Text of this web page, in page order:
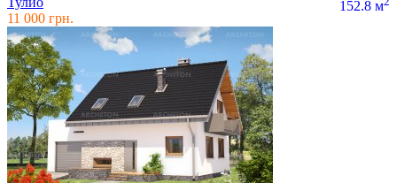
152.8 м
11 000 грн.